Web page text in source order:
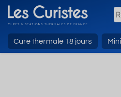
Cure thermale 18 jours